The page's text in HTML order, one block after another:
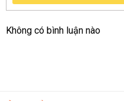
Lá hồng môn:Lá hồng
tạo nên sự hài hòa và độc
Không có bình luận nào